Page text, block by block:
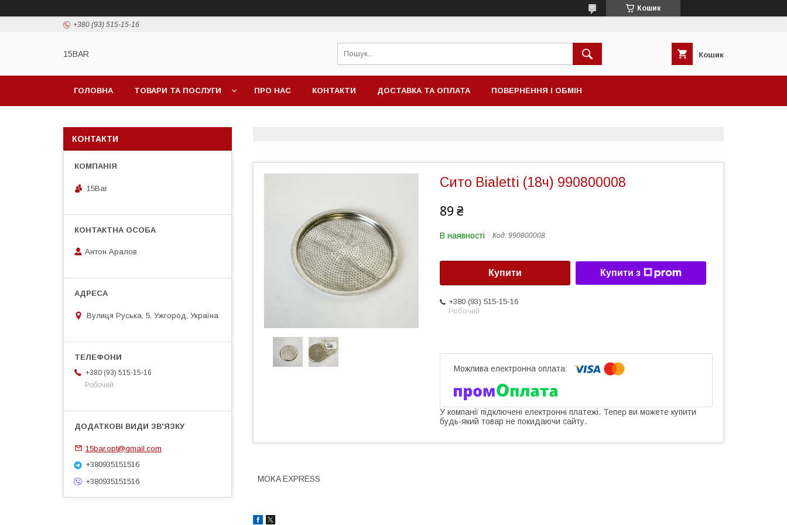
Кошик
+380 (93) 515-15-16
15BAR Кошик
ГОЛОВНА ТОВАРИ ТА ПОСЛУГИ ПРО НАС КОНТАКТИ ДОСТАВКА ТА ОПЛАТА ПОВЕРНЕННЯ І ОБМІН
Сито Bialetti (18ч) 990800008
89 ₴
В наявності Код: 990800008
Купити Купити з
+380 (93) 515-15-16
Робочий
У компанії підключені електронні платежі. Тепер ви можете купити
будь-який товар не покидаючи сайту.
MOKA EXPRESS
КОНТАКТИ
15Bar
Антон Аралов
Вулиця Руська, 5, Ужгород, Україна
+380 (93) 515-15-16
Робочий
15bar.opt@gmail.com
+380935151516
+380935151516